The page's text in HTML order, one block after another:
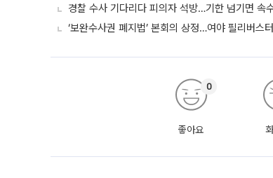
경찰 수사 기다리다 피의자 석방…기한 넘기면
‘보완수사권 폐지법’ 본회의 상정…여야 필리버스
좋아요
0